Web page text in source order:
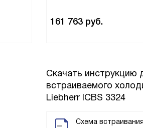
161 763 руб.
Скачать инструкцию
встраиваемого
Liebherr ICBS 3324
Схема встраивания